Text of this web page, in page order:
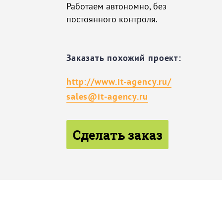
Работаем автономно, без
постоянного контроля.
Заказать похожий проект:
http://www.it-agency.ru/
sales@it-agency.ru
Сделать заказ